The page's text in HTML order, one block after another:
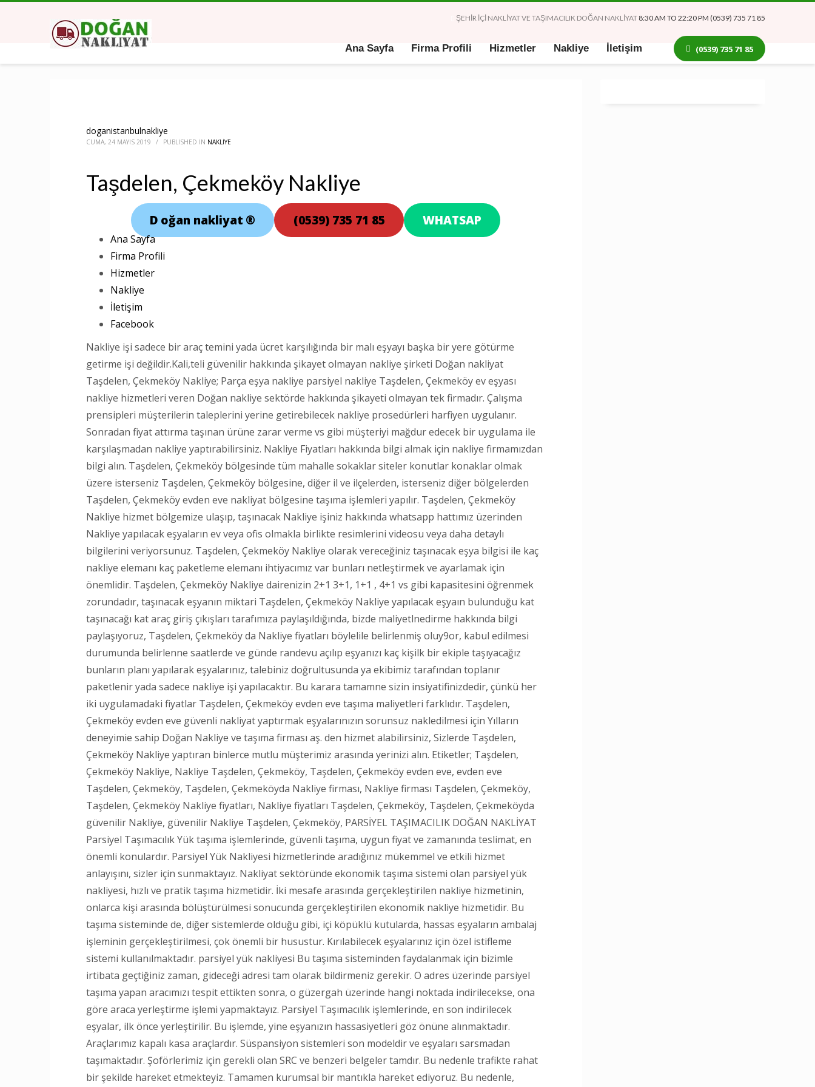
ŞEHİR İÇİ NAKLİYAT VE TAŞIMACILIK DOĞAN NAKLİYAT 8:30 AM TO 22:20 PM (0539) 735 71 85
Ana Sayfa Firma Profili Hizmetler Nakliye İletişim (0539) 735 71 85
doganistanbulnakliye
CUMA, 24 MAYIS 2019 / PUBLISHED IN NAKLIYE
Taşdelen, Çekmeköy Nakliye
D oğan nakliyat ® (0539) 735 71 85 WHATSAP
Ana Sayfa
Firma Profili
Hizmetler
Nakliye
İletişim
Facebook
Nakliye işi sadece bir araç temini yada ücret karşılığında bir malı eşyayı başka bir yere götürme
getirme işi değildir.Kali,teli güvenilir hakkında şikayet olmayan nakliye şirketi Doğan nakliyat
Taşdelen, Çekmeköy Nakliye; Parça eşya nakliye parsiyel nakliye Taşdelen, Çekmeköy ev eşyası
nakliye hizmetleri veren Doğan nakliye sektörde hakkında şikayeti olmayan tek firmadır. Çalışma
prensipleri müşterilerin taleplerini yerine getirebilecek nakliye prosedürleri harfiyen uygulanır.
Sonradan fiyat attırma taşınan ürüne zarar verme vs gibi müşteriyi mağdur edecek bir uygulama ile
karşılaşmadan nakliye yaptırabilirsiniz. Nakliye Fiyatları hakkında bilgi almak için nakliye firmamızdan
bilgi alın. Taşdelen, Çekmeköy bölgesinde tüm mahalle sokaklar siteler konutlar konaklar olmak
üzere isterseniz Taşdelen, Çekmeköy bölgesine, diğer il ve ilçelerden, isterseniz diğer bölgelerden
Taşdelen, Çekmeköy evden eve nakliyat bölgesine taşıma işlemleri yapılır. Taşdelen, Çekmeköy
Nakliye hizmet bölgemize ulaşıp, taşınacak Nakliye işiniz hakkında whatsapp hattımız üzerinden
Nakliye yapılacak eşyaların ev veya ofis olmakla birlikte resimlerini videosu veya daha detaylı
bilgilerini veriyorsunuz. Taşdelen, Çekmeköy Nakliye olarak vereceğiniz taşınacak eşya bilgisi ile kaç
nakliye elemanı kaç paketleme elemanı ihtiyacımız var bunları netleştirmek ve ayarlamak için
önemlidir. Taşdelen, Çekmeköy Nakliye dairenizin 2+1 3+1, 1+1 , 4+1 vs gibi kapasitesini öğrenmek
zorundadır, taşınacak eşyanın miktari Taşdelen, Çekmeköy Nakliye yapılacak eşyaın bulunduğu kat
taşınacağı kat araç giriş çıkışları tarafımıza paylaşıldığında, bizde maliyetlnedirme hakkında bilgi
paylaşıyoruz, Taşdelen, Çekmeköy da Nakliye fiyatları böylelile belirlenmiş oluy9or, kabul edilmesi
durumunda belirlenne saatlerde ve günde randevu açılıp eşyanızı kaç kişilk bir ekiple taşıyacağız
bunların planı yapılarak eşyalarınız, talebiniz doğrultusunda ya ekibimiz tarafından toplanır
paketlenir yada sadece nakliye işi yapılacaktır. Bu karara tamamne sizin insiyatifinizdedir, çünkü her
iki uygulamadaki fiyatlar Taşdelen, Çekmeköy evden eve taşıma maliyetleri farklıdır. Taşdelen,
Çekmeköy evden eve güvenli nakliyat yaptırmak eşyalarınızın sorunsuz nakledilmesi için Yılların
deneyimie sahip Doğan Nakliye ve taşıma firması aş. den hizmet alabilirsiniz, Sizlerde Taşdelen,
Çekmeköy Nakliye yaptıran binlerce mutlu müşterimiz arasında yerinizi alın. Etiketler; Taşdelen,
Çekmeköy Nakliye, Nakliye Taşdelen, Çekmeköy, Taşdelen, Çekmeköy evden eve, evden eve
Taşdelen, Çekmeköy, Taşdelen, Çekmeköyda Nakliye firması, Nakliye firması Taşdelen, Çekmeköy,
Taşdelen, Çekmeköy Nakliye fiyatları, Nakliye fiyatları Taşdelen, Çekmeköy, Taşdelen, Çekmeköyda
güvenilir Nakliye, güvenilir Nakliye Taşdelen, Çekmeköy, PARSİYEL TAŞIMACILIK DOĞAN NAKLİYAT
Parsiyel Taşımacılık Yük taşıma işlemlerinde, güvenli taşıma, uygun fiyat ve zamanında teslimat, en
önemli konulardır. Parsiyel Yük Nakliyesi hizmetlerinde aradığınız mükemmel ve etkili hizmet
anlayışını, sizler için sunmaktayız. Nakliyat sektöründe ekonomik taşıma sistemi olan parsiyel yük
nakliyesi, hızlı ve pratik taşıma hizmetidir. İki mesafe arasında gerçekleştirilen nakliye hizmetinin,
onlarca kişi arasında bölüştürülmesi sonucunda gerçekleştirilen ekonomik nakliye hizmetidir. Bu
taşıma sisteminde de, diğer sistemlerde olduğu gibi, içi köpüklü kutularda, hassas eşyaların ambalaj
işleminin gerçekleştirilmesi, çok önemli bir husustur. Kırılabilecek eşyalarınız için özel istifleme
sistemi kullanılmaktadır. parsiyel yük nakliyesi Bu taşıma sisteminden faydalanmak için bizimle
irtibata geçtiğiniz zaman, gideceği adresi tam olarak bildirmeniz gerekir. O adres üzerinde parsiyel
taşıma yapan aracımızı tespit ettikten sonra, o güzergah üzerinde hangi noktada indirilecekse, ona
göre araca yerleştirme işlemi yapmaktayız. Parsiyel Taşımacılık işlemlerinde, en son indirilecek
eşyalar, ilk önce yerleştirilir. Bu işlemde, yine eşyanızın hassasiyetleri göz önüne alınmaktadır.
Araçlarımız kapalı kasa araçlardır. Süspansiyon sistemleri son modeldir ve eşyaları sarsmadan
taşımaktadır. Şoförlerimiz için gerekli olan SRC ve benzeri belgeler tamdır. Bu nedenle trafikte rahat
bir şekilde hareket etmekteyiz. Tamamen kurumsal bir mantıkla hareket ediyoruz. Bu nedenle,